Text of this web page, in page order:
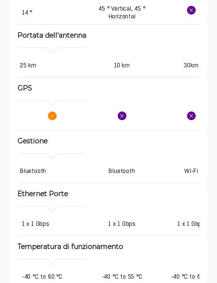
14 °
45 ° Vertical, 45 °
Horizontal
Portata dell'antenna
25 km 10 km 30km
GPS
Gestione
Bluetooth Bluetooth Wi-Fi
Ethernet Porte
1 x 1 Gbps 1 x 1 Gbps 1 x 1 Gbps
Temperatura di funzionamento
-40 °C to 60 °C -40 °C to 55 °C -40 °C to 60 °C